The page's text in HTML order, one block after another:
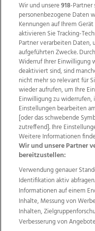
Wir über uns
Datenschutz
AGB Website
Weitere
TV1 di-mog-i.at
Life Radio
OÖN Karriere
Regionaljobs
Wir und unsere918-Partner
personenbezogene Daten
Kennungen auf Ihrem
aktivieren Sie Tracking-
Partner verarbeiten Daten,
aufgeführten Zwecke.
Widerruf Ihrer Einwilligung
deaktiviert sind, sind
nicht mehr so relevant für
wieder aufrufen, um Ihre
Einwilligung zu widerrufen,
Einstellungen bearbeiten
[oder das schwebende
zutreffend]. Ihre
Weitere Informationen
Wir und unsere Partner
bereitzustellen:
Verwendung genauer
Identifikation aktiv
Informationen auf einem
Inhalte, Messung von
Inhalten,
Verbesserung von